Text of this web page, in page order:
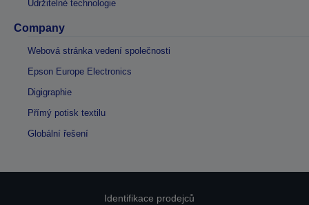
Udržitelné technologie
Company
Webová stránka vedení společnosti
Epson Europe Electronics
Digigraphie
Přímý potisk textilu
Globální řešení
Identifikace prodejců